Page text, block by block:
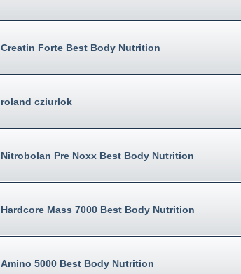
Creatin Forte Best Body Nutrition
roland cziurlok
Nitrobolan Pre Noxx Best Body Nutrition
Hardcore Mass 7000 Best Body Nutrition
Amino 5000 Best Body Nutrition